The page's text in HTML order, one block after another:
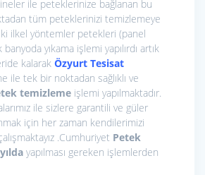
ile peteklerinize bağlanan bu
tüm peteklerinizi temizlemeye
ilkel yöntemler petekleri (panel
yıkama işlemi yapılırdı artık
kalarak Özyurt Tesisat
ile tek bir noktadan sağlıklı ve
temizleme işlemi yapılmaktadır.
ile sizlere garantili ve güler
için her zaman kendilerimizi
.Cumhuriyet Petek
yapılması gereken işlemlerden